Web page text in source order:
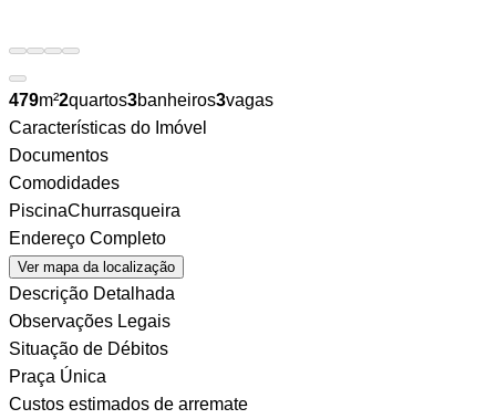
479m²2quartos3banheiros3vagas
Características do Imóvel
Documentos
Comodidades
PiscinaChurrasqueira
Endereço Completo
Ver mapa da localização
Descrição Detalhada
Observações Legais
Situação de Débitos
Praça Única
Custos estimados de arremate